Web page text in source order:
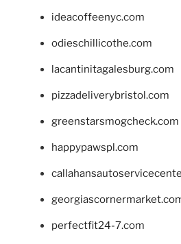
ideacoffeenyc.com
odieschillicothe.com
lacantinitagalesburg.com
pizzadeliverybristol.com
greenstarsmogcheck.com
happypawspl.com
perfectfit24-7.com